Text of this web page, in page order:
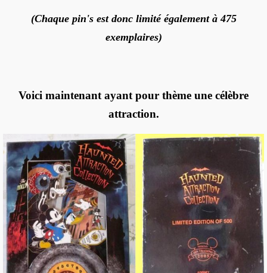
(Chaque pin's est donc limité également à 475
exemplaires)
Voici maintenant ayant pour thème une célèbre
attraction.